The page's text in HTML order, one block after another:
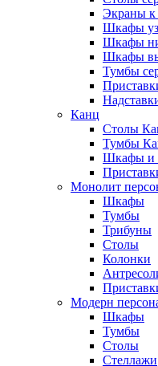
Экраны к
Шкафы
Шкафы
Шкафы
Тумбы
Канц
Столы
Тумбы
Шкафы и
Монолит
Шкафы
Тумбы
Трибуны
Столы
Колонки
Модерн
Шкафы
Тумбы
Столы
Стеллажи